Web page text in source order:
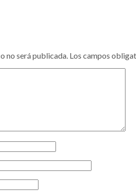
no será publicada. Los campos